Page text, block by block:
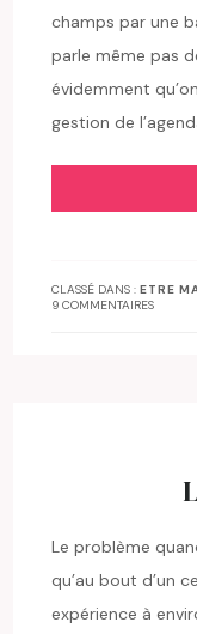
champs par une
parle même pas
évidemment
gestion de
CLASSÉ DANS :ETRE
9 COMMENTAIRES
Le problème
qu’au bout d’un
expérience à